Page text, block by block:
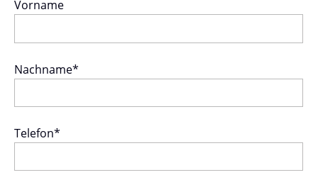
Vorname
Nachname*
Telefon*